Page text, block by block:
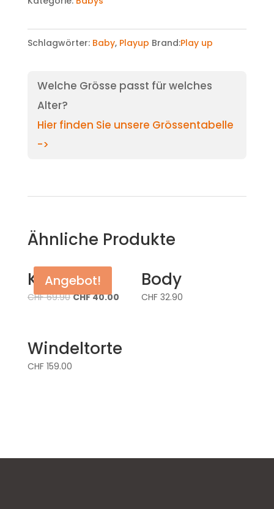
Schlagwörter: Baby, Playup Brand:Play up
Welche Grösse passt für welches
Alter?
Hier finden Sie unsere Grössentabelle
->
Ähnliche Produkte
Angebot!
Kleid
CHF69.90 CHF40.00
Body
CHF 32.90
Windeltorte
CHF159.00